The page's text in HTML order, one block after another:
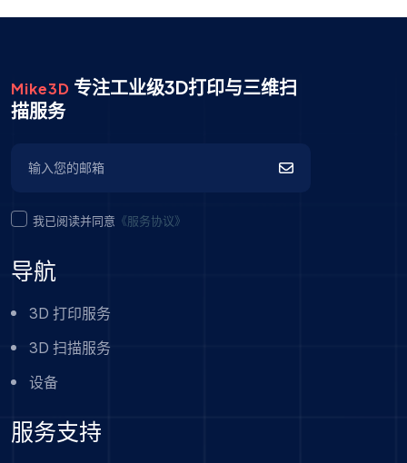
Mike3D 专注工业级3D打印与三维扫
描服务
我已阅读并同意 《服务协议》
导航
3D 打印服务
3D 扫描服务
设备
服务支持